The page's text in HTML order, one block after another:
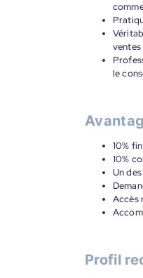
le
10%
10%
Un
Accès
Profil